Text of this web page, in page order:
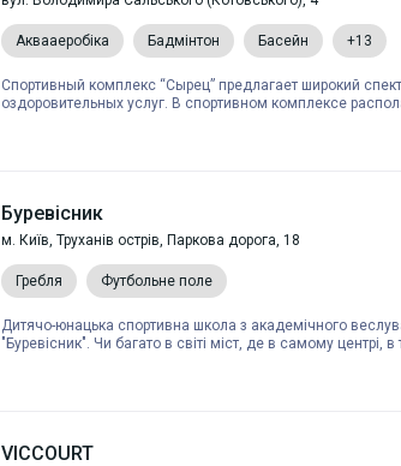
Аквааеробіка Бадмінтон Басейн +13
Спортивный комплекс “Сырец” предлагает широкий
оздоровительных услуг. В спортивном комплексе
Буревісник
м. Київ, Труханів острів, Паркова дорога, 18
Гребля Футбольне поле
Дитячо-юнацька спортивна школа з академічного
"Буревісник". Чи багато в світі міст, де в самому центрі, в
VICCOURT